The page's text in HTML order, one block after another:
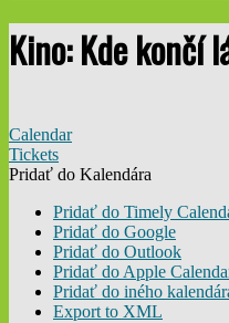
Kino: Kde končí
Calendar
Tickets
Pridať do Kalendára
Pridať do Timely
Pridať do Google
Pridať do Outlook
Pridať do Apple
Pridať do iného
Export to XML